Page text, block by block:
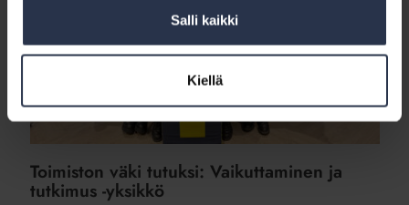
Salli kaikki
Kiellä
-
yksikkö
Toimiston väki tutuksi: Vaikuttaminen ja
tutkimus -yksikkö